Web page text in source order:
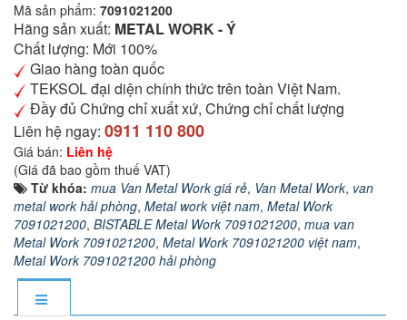
Mã sản phẩm: 7091021200
Hãng sản xuất: METAL WORK - Ý
Chất lượng: Mới 100%
Giao hàng toàn quốc
TEKSOL đại diện chính thức trên toàn Việt Nam.
Đầy đủ Chứng chỉ xuất xứ, Chứng chỉ chất lượng
Liên hệ ngay: 0911 110 800
Giá bán: Liên hệ
(Giá đã bao gồm thuế VAT)
Từ khóa: mua Van Metal Work giá rẻ, Van Metal Work, van
metal work hải phòng, Metal work việt nam, Metal Work
7091021200, BISTABLE Metal Work 7091021200, mua van
Metal Work 7091021200, Metal Work 7091021200 việt nam,
Metal Work 7091021200 hải phòng